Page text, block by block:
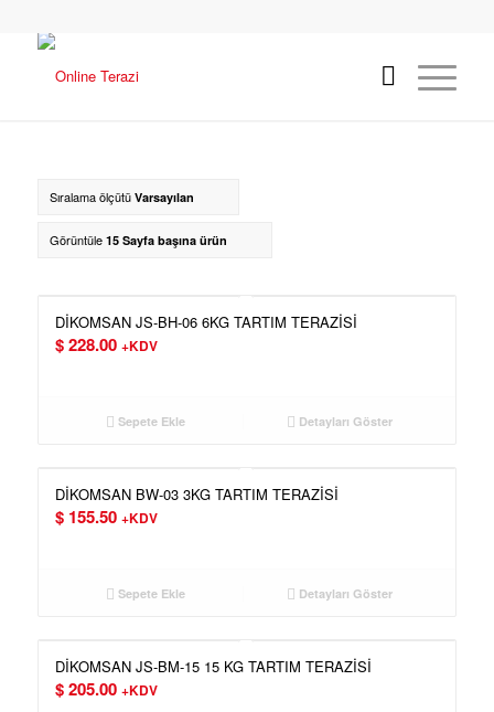
Sıralama ölçütü Varsayılan
Görüntüle 15 Sayfa başına ürün
DİKOMSAN JS-BH-06 6KG TARTIM TERAZİSİ
$228.00 +KDV
Sepete Ekle Detayları Göster
DİKOMSAN BW-03 3KG TARTIM TERAZİSİ
$155.50 +KDV
Sepete Ekle Detayları Göster
DİKOMSAN JS-BM-15 15 KG TARTIM TERAZİSİ
$205.00 +KDV